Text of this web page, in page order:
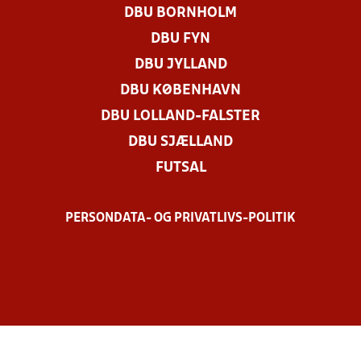
DBU BORNHOLM
DBU FYN
DBU JYLLAND
DBU KØBENHAVN
DBU LOLLAND-FALSTER
DBU SJÆLLAND
FUTSAL
PERSONDATA- OG PRIVATLIVS-POLITIK